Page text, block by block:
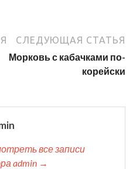
СЛЕДУЮЩАЯ СТАТЬЯ
Морковь с кабачками по-
корейски
все записи
admin →